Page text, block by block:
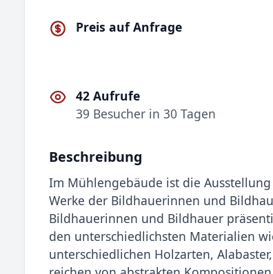
Preis auf Anfrage
42 Aufrufe
39 Besucher in 30 Tagen
Beschreibung
Im Mühlengebäude ist die
Werke der Bildhauerinnen und
Bildhauerinnen und Bildhauer
den unterschiedlichsten Materialien
unterschiedlichen Holzarten,